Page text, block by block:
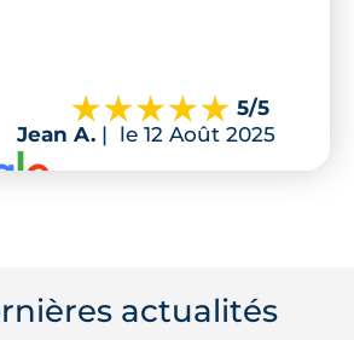
5/5
Jean A. | le 12 Août 2025
actualités